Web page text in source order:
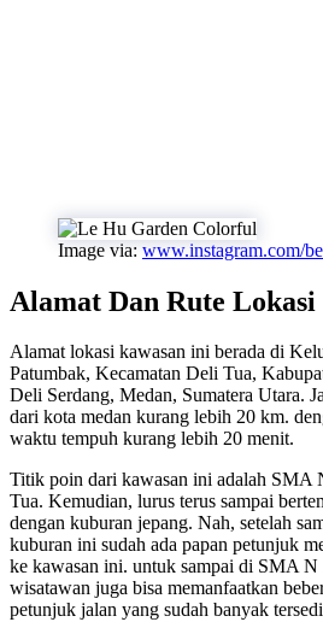
Image via: www.instagram.com/
Alamat Dan Rute Lokasi
Alamat lokasi kawasan ini berada di
Patumbak, Kecamatan Deli Tua,
Deli Serdang, Medan, Sumatera Utara.
dari kota medan kurang lebih 20 km.
waktu tempuh kurang lebih 20 menit.
Titik poin dari kawasan ini adalah SMA
Tua. Kemudian, lurus terus sampai
dengan kuburan jepang. Nah, setelah
kuburan ini sudah ada papan petunjuk
ke kawasan ini. untuk sampai di SMA N
wisatawan juga bisa memanfaatkan
petunjuk jalan yang sudah banyak